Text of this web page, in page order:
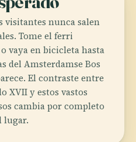
visitantes nunca salen
Tome el ferri
vaya en bicicleta hasta
del Amsterdamse Bos
El contraste entre
XVII y estos vastos
cambia por completo
lugar.